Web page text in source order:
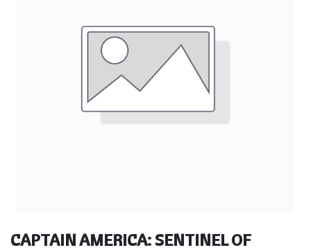
CAPTAIN AMERICA: SENTINEL OF